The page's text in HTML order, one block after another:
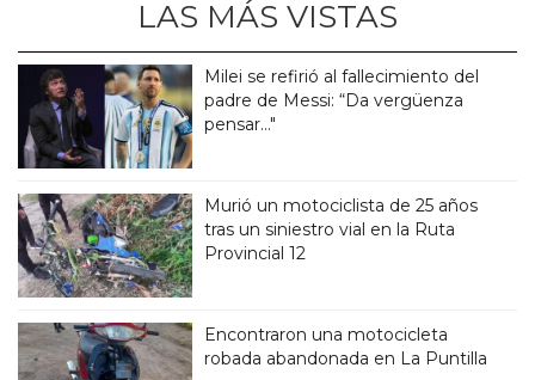
LAS MÁS VISTAS
Milei se refirió al fallecimiento del
padre de Messi: “Da vergüenza
pensar..."
Murió un motociclista de 25 años
tras un siniestro vial en la Ruta
Provincial 12
Encontraron una motocicleta
robada abandonada en La Puntilla